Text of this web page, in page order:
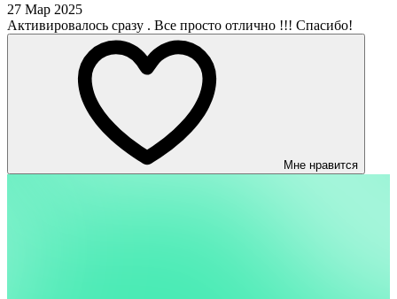
27 Мар 2025
Активировалось сразу . Все просто отлично !!! Спасибо!
Мне нравится